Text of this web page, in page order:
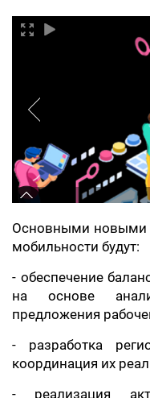
Основными новыми
мобильности будут:
- обеспечение
на основе
предложения
- разработка
координация их
- реализация